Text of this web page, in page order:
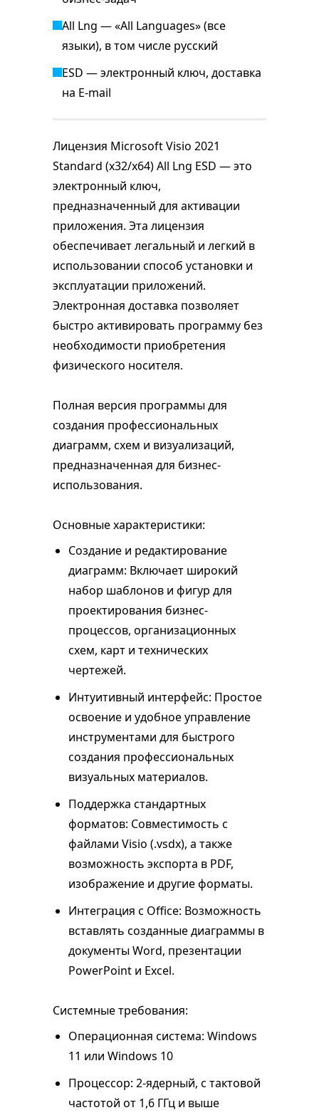
All Lng — «All Languages» (все
языки), в том числе русский
ESD — электронный ключ, доставка
на E-mail
Лицензия Microsoft Visio 2021
Standard (x32/x64) All Lng ESD — это
электронный ключ,
предназначенный для активации
приложения. Эта лицензия
обеспечивает легальный и легкий в
использовании способ установки и
эксплуатации приложений.
Электронная доставка позволяет
быстро активировать программу без
необходимости приобретения
физического носителя.
Полная версия программы для
создания профессиональных
диаграмм, схем и визуализаций,
предназначенная для бизнес-
использования.
Основные характеристики:
Создание и редактирование
диаграмм: Включает широкий
набор шаблонов и фигур для
проектирования бизнес-
процессов, организационных
схем, карт и технических
чертежей.
Интуитивный интерфейс: Простое
освоение и удобное управление
инструментами для быстрого
создания профессиональных
визуальных материалов.
Поддержка стандартных
форматов: Совместимость с
файлами Visio (.vsdx), а также
возможность экспорта в PDF,
изображение и другие форматы.
Интеграция с Office: Возможность
вставлять созданные диаграммы в
документы Word, презентации
PowerPoint и Excel.
Системные требования:
Операционная система: Windows
11 или Windows 10
Процессор: 2-ядерный, с тактовой
частотой от 1,6 ГГц и выше